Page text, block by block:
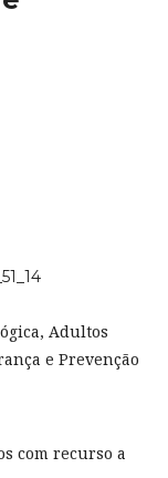
Adultos
e Prevenção
com recurso a